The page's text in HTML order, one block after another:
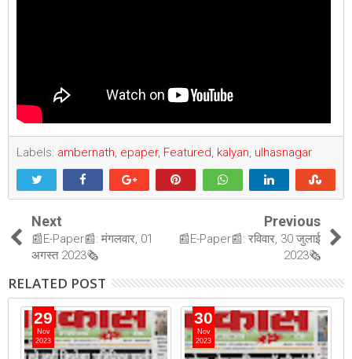
Labels: ambernath, epaper, Featured, kalyan, ulhasnagar
Next
📰E-Paper📰: मंगलवार, 01
अगस्त 2023🗞
Previous
📰E-Paper📰: रविवार, 30 जुलाई
2023🗞
RELATED POST
29
Nov
2023
30
Nov
2023